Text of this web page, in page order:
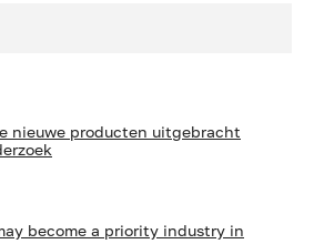
nieuwe producten uitgebracht
become a priority industry in